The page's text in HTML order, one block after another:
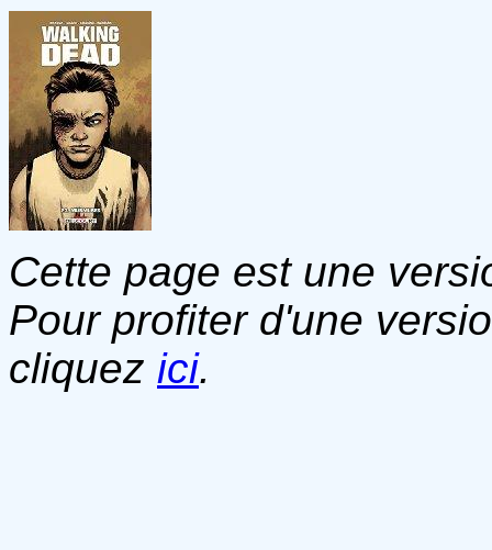
Cette page est une
Pour profiter d'une
cliquez ici.